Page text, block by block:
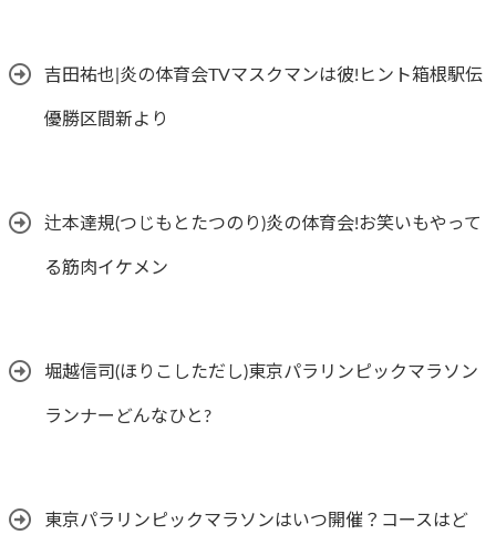
吉田祐也|炎の体育会TVマスクマンは彼!ヒント箱根駅伝
優勝区間新より
辻本達規(つじもとたつのり)炎の体育会!お笑いもやって
る筋肉イケメン
堀越信司(ほりこしただし)東京パラリンピックマラソン
ランナーどんなひと?
東京パラリンピックマラソンはいつ開催？コースはど